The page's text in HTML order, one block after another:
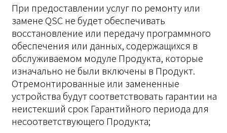
При предоставлении услуг по ремонту или
замене QSC не будет обеспечивать
восстановление или передачу программного
обеспечения или данных, содержащихся в
обслуживаемом модуле Продукта, которые
изначально не были включены в Продукт.
Отремонтированные или замененные
устройства будут соответствовать гарантии на
неистекший срок Гарантийного периода для
несоответствующего Продукта;